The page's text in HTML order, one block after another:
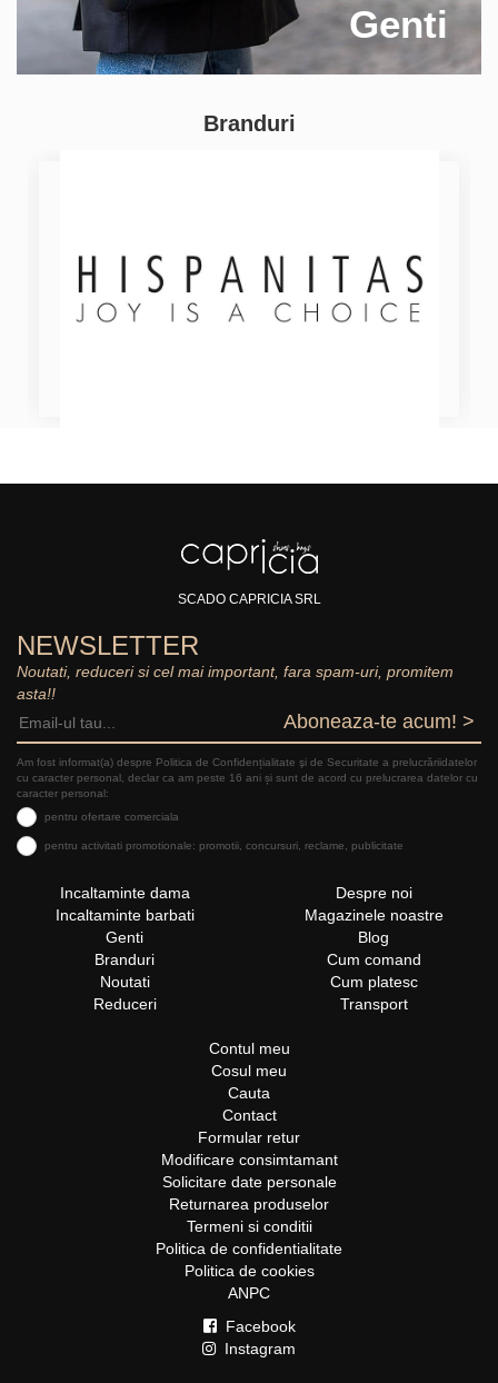
Genti
Branduri
SCADO CAPRICIA SRL
NEWSLETTER
Noutati, reduceri si cel mai important, fara spam-uri, promitem
asta!!
Aboneaza-te acum! >
Am fost informat(a) despre Politica de Confidențialitate şi de Securitate a prelucrăriidatelor
cu caracter personal, declar ca am peste 16 ani și sunt de acord cu prelucrarea datelor cu
caracter personal:
pentru ofertare comerciala
pentru activitati promotionale: promotii, concursuri, reclame, publicitate
Incaltaminte dama
Incaltaminte barbati
Genti
Branduri
Noutati
Reduceri
Despre noi
Magazinele noastre
Blog
Cum comand
Cum platesc
Transport
Contul meu
Cosul meu
Cauta
Contact
Formular retur
Modificare consimtamant
Solicitare date personale
Returnarea produselor
Termeni si conditii
Politica de confidentialitate
Politica de cookies
ANPC
Facebook
Instagram